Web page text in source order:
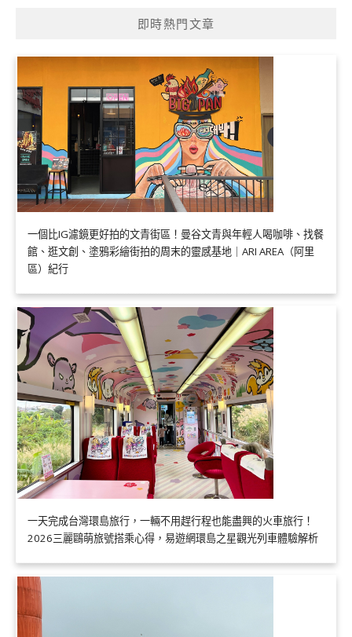
即時熱門文章
一個比IG濾鏡更好拍的文青街區！曼谷文青與年輕人喝咖啡、找餐
館、逛文創、塗鴉彩繪街拍的周末的靈感基地｜ARI AREA（阿里
區）紀行
一天完成台灣環島旅行，一輛不用趕行程也能盡興的火車旅行！
2026三麗鷗萌旅號搭乘心得，易遊網環島之星觀光列車體驗解析